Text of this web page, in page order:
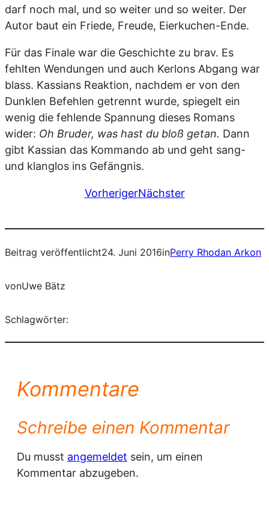
darf noch mal, und so weiter und so weiter. Der
Autor baut ein Friede, Freude, Eierkuchen-Ende.
Für das Finale war die Geschichte zu brav. Es
fehlten Wendungen und auch Kerlons Abgang war
blass. Kassians Reaktion, nachdem er von den
Dunklen Befehlen getrennt wurde, spiegelt ein
wenig die fehlende Spannung dieses Romans
wider: Oh Bruder, was hast du bloß getan. Dann
gibt Kassian das Kommando ab und geht sang-
und klanglos ins Gefängnis.
VorherigerNächster
Beitrag veröffentlicht24. Juni 2016inPerry Rhodan Arkon
vonUwe Bätz
Schlagwörter:
Kommentare
Schreibe einen Kommentar
Du musst angemeldet sein, um einen
Kommentar abzugeben.